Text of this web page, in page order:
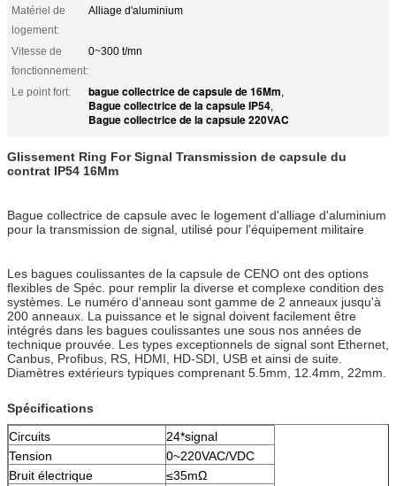
Matériel de
logement:
Alliage d'aluminium
Vitesse de
fonctionnement:
0~300 t/mn
Le point fort: bague collectrice de capsule de 16Mm,
Bague collectrice de la capsule IP54,
Bague collectrice de la capsule 220VAC
Glissement Ring For Signal Transmission de capsule du
contrat IP54 16Mm
Bague collectrice de capsule avec le logement d'alliage d'aluminium
pour la transmission de signal, utilisé pour l'équipement militaire
Les bagues coulissantes de la capsule de CENO ont des options
flexibles de Spéc. pour remplir la diverse et complexe condition des
systèmes. Le numéro d'anneau sont gamme de 2 anneaux jusqu'à
200 anneaux. La puissance et le signal doivent facilement être
intégrés dans les bagues coulissantes une sous nos années de
technique prouvée. Les types exceptionnels de signal sont Ethernet,
Canbus, Profibus, RS, HDMI, HD-SDI, USB et ainsi de suite.
Diamètres extérieurs typiques comprenant 5.5mm, 12.4mm, 22mm.
Spécifications
Circuits
24*signal
Tension
0~220VAC/VDC
Bruit électrique
≤35mΩ